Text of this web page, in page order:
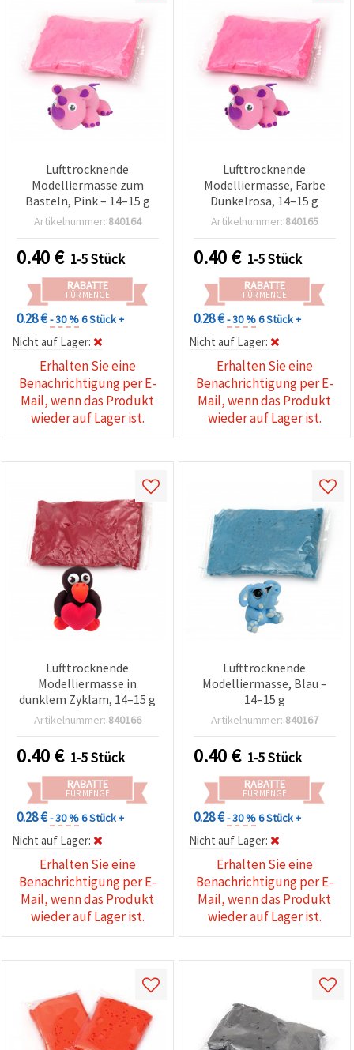
Lufttrocknende
Modelliermasse zum
Basteln, Pink – 14–15 g
Artikelnummer: 840164
0.40€ 1-5 Stück
RABATTE
FÜR MENGE
0.28 €- 30 %6 Stück +
Nicht auf Lager:
Erhalten Sie eine
Benachrichtigung per E-
Mail, wenn das Produkt
wieder auf Lager ist.
Lufttrocknende
Modelliermasse, Farbe
Dunkelrosa, 14–15 g
Artikelnummer: 840165
0.40€ 1-5 Stück
RABATTE
FÜR MENGE
0.28 €- 30 %6 Stück +
Nicht auf Lager:
Erhalten Sie eine
Benachrichtigung per E-
Mail, wenn das Produkt
wieder auf Lager ist.
Lufttrocknende
Modelliermasse in
dunklem Zyklam, 14–15 g
Artikelnummer: 840166
0.40€ 1-5 Stück
RABATTE
FÜR MENGE
0.28 €- 30 %6 Stück +
Nicht auf Lager:
Erhalten Sie eine
Benachrichtigung per E-
Mail, wenn das Produkt
wieder auf Lager ist.
Lufttrocknende
Modelliermasse, Blau –
14–15 g
Artikelnummer: 840167
0.40€ 1-5 Stück
RABATTE
FÜR MENGE
0.28 €- 30 %6 Stück +
Nicht auf Lager:
Erhalten Sie eine
Benachrichtigung per E-
Mail, wenn das Produkt
wieder auf Lager ist.